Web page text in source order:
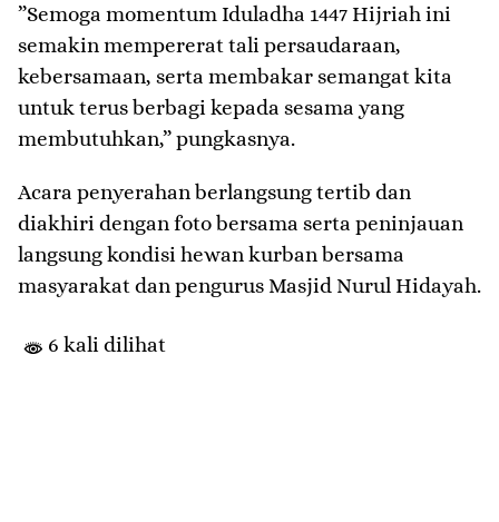
​”Semoga momentum Iduladha 1447 Hijriah ini
semakin mempererat tali persaudaraan,
kebersamaan, serta membakar semangat kita
untuk terus berbagi kepada sesama yang
membutuhkan,” pungkasnya.
​Acara penyerahan berlangsung tertib dan
diakhiri dengan foto bersama serta peninjauan
langsung kondisi hewan kurban bersama
masyarakat dan pengurus Masjid Nurul Hidayah.
6 kali dilihat